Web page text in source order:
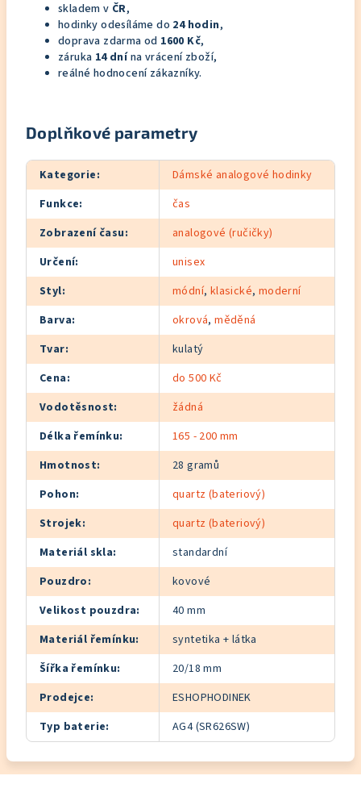
skladem v ČR,
hodinky odesíláme do 24 hodin,
doprava zdarma od 1600 Kč,
záruka 14 dnína vrácení zboží,
reálné hodnocení zákazníky.
Doplňkové parametry
Kategorie:
Dámské analogové hodinky
Funkce:
čas
Zobrazení času:
analogové (ručičky)
Určení:
unisex
Styl: módní, klasické, moderní
Barva: okrová,měděná
Tvar:
kulatý
Cena:
do 500 Kč
Vodotěsnost:
žádná
Délka řemínku:
165 - 200 mm
Hmotnost:
28 gramů
Pohon:
quartz (bateriový)
Strojek:
quartz (bateriový)
Materiál skla:
standardní
Pouzdro:
kovové
Velikost pouzdra:
40 mm
Materiál řemínku:
syntetika + látka
Šířka řemínku:
20/18 mm
Prodejce:
ESHOPHODINEK
Typ baterie: AG4 (SR626SW)